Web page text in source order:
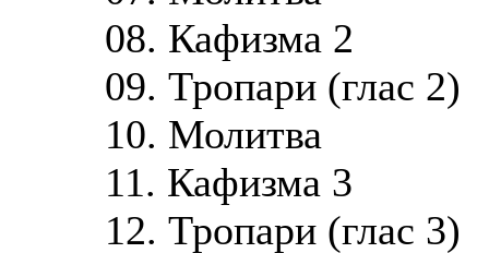
08. Кафизма 2
09. Тропари (глас 2)
10. Молитва
11. Кафизма 3
12. Тропари (глас 3)